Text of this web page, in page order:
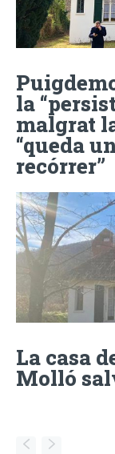
la
malgrat
“queda
recórrer”
La casa
Molló